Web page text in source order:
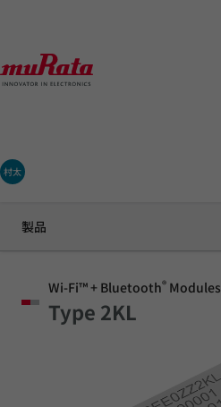
村太
製品
Wi-Fi™ + Bluetooth® Modules
Type 2KL